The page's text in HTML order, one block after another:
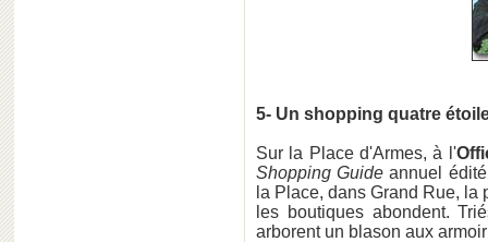
5- Un shopping quatre
Sur la Place d'Armes, à l'
Shopping Guideannuel
la Place, dans Grand Rue,
les boutiques abondent.
arborent un blason aux